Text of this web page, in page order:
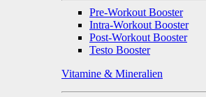
Pre-Workout Booster
Intra-Workout Booster
Post-Workout Booster
Testo Booster
Vitamine & Mineralien